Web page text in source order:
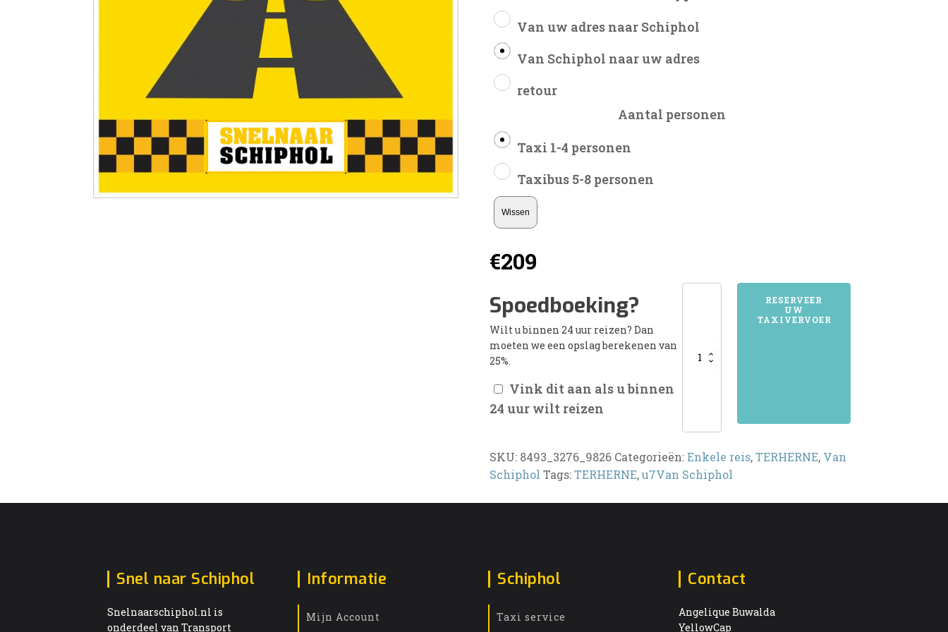
Van uw adres naar Schiphol
Van Schiphol naar uw adres
retour
Aantal personen
Taxi 1-4 personen
Taxibus 5-8 personen
Wissen
€209
Spoedboeking?
Wilt u binnen 24 uur reizen? Dan
moeten we een opslag berekenen van
25%.
Vink dit aan als u binnen
24 uur wilt reizen
8493TERHERNERESERVEER
UW
TAXIVERVOER
SKU: 8493_3276_9826 Categorieën:Enkele reis,TERHERNE, Van
Schiphol Tags:TERHERNE,u7Van Schiphol
Snel naar Schiphol
Snelnaarschiphol.nl is
onderdeel van Transport
Informatie
Mijn Account
Schiphol
Taxi service
Contact
Angelique Buwalda
YellowCap